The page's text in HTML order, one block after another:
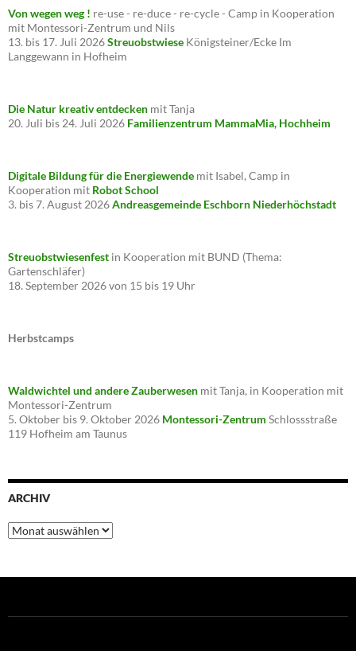
Von wegen weg ! re-use - re-duce - re-cycle - Camp in Kooperation
mit Montessori-Zentrum und Nils
13. bis 17. Juli 2026Streuobstwiese Königsteiner/Ecke Im
Langgewann in Hofheim
Die Natur kreativ entdecken mit Tanja
20. Juli bis 24. Juli 2026 Familienzentrum MammaMia, Hochheim
Digitale Bildung für die Energiewende mit Isabel, Camp in
Kooperation mit Robot School
3. bis 7. August 2026Andreasgemeinde Eschborn Niederhöchstadt
Streuobstwiesenfest in Kooperation mit BUND (Thema:
Gartenschläfer)
18. September 2026 von 15 bis 19 Uhr
Herbstcamps
Waldwichtel und andere Zauberwesen mit Tanja, in Kooperation mit
Montessori-Zentrum
5. Oktober bis 9. Oktober 2026 Montessori-Zentrum Schlossstraße
119 Hofheim am Taunus
ARCHIV
Archiv